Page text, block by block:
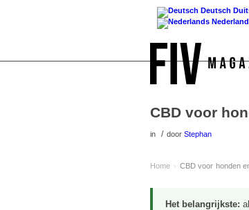
Deutsch
CBD voor
in / door Stephan
Home › CBD voor honden
Het belangrijkste: